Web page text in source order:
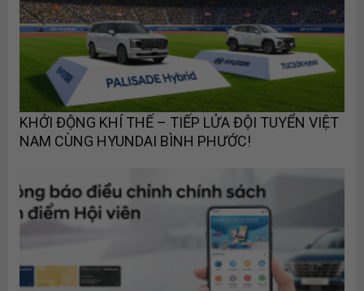
KHỞI ĐỘNG KHÍ THẾ – TIẾP LỬA ĐỘI TUYỂN VIỆT
NAM CÙNG HYUNDAI BÌNH PHƯỚC!